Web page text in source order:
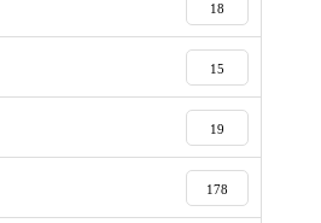
18
15
19
178